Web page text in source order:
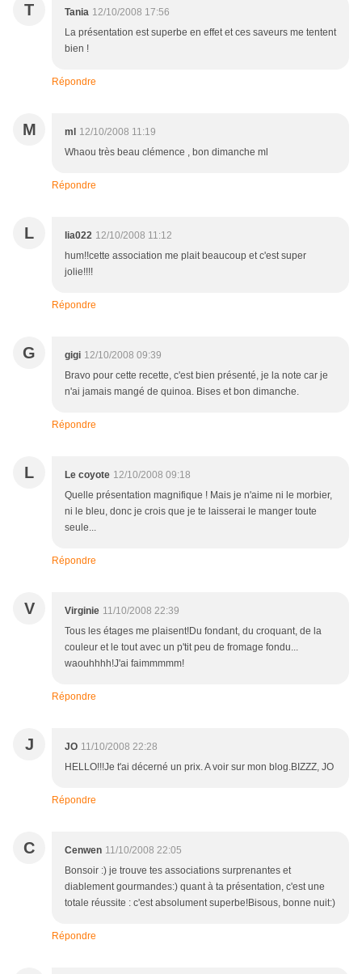
T Tania 12/10/2008 17:56
La présentation est superbe en effet et ces saveurs me tentent
bien !
Répondre
M ml
12/10/2008 11:19
Whaou très beau clémence , bon dimanche ml
Répondre
L lia022 12/10/2008 11:12
hum!!cette association me plait beaucoup et c'est super
jolie!!!!
Répondre
G gigi 12/10/2008 09:39
Bravo pour cette recette, c'est bien présenté, je la note car je
n'ai jamais mangé de quinoa. Bises et bon dimanche.
Répondre
L Le coyote 12/10/2008 09:18
Quelle présentation magnifique ! Mais je n'aime ni le morbier,
ni le bleu, donc je crois que je te laisserai le manger toute
seule...
Répondre
V Virginie 11/10/2008 22:39
Tous les étages me plaisent!Du fondant, du croquant, de la
couleur et le tout avec un p'tit peu de fromage fondu...
waouhhhh!J'ai faimmmmm!
Répondre
J JO 11/10/2008 22:28
HELLO!!!Je t'ai décerné un prix. A voir sur mon blog.BIZZZ, JO
Répondre
C Cenwen 11/10/2008 22:05
Bonsoir :) je trouve tes associations surprenantes et
diablement gourmandes:) quant à ta présentation, c'est une
totale réussite : c'est absolument superbe!Bisous, bonne nuit:)
Répondre